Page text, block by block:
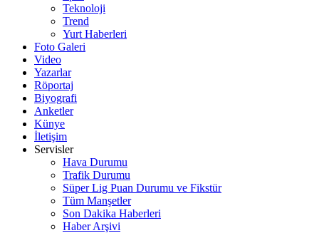
Teknoloji
Trend
Yurt Haberleri
Foto Galeri
Video
Yazarlar
Röportaj
Biyografi
Anketler
Künye
İletişim
Servisler
Hava Durumu
Trafik Durumu
Süper Lig Puan Durumu ve Fikstür
Tüm Manşetler
Son Dakika Haberleri
Haber Arşivi